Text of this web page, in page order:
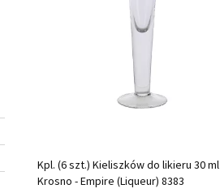
Kpl. (6 szt.) Kieliszków do likieru 30 ml
Krosno - Empire (Liqueur) 8383